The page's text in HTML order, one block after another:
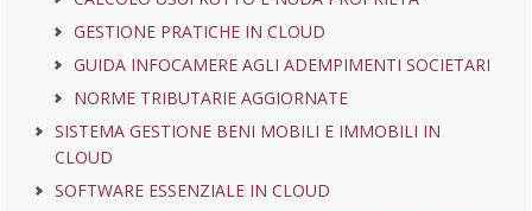
GESTIONE PRATICHE IN CLOUD
GUIDA INFOCAMERE AGLI ADEMPIMENTI SOCIETARI
NORME TRIBUTARIE AGGIORNATE
SISTEMA GESTIONE BENI MOBILI E IMMOBILI IN
CLOUD
SOFTWARE ESSENZIALE IN CLOUD